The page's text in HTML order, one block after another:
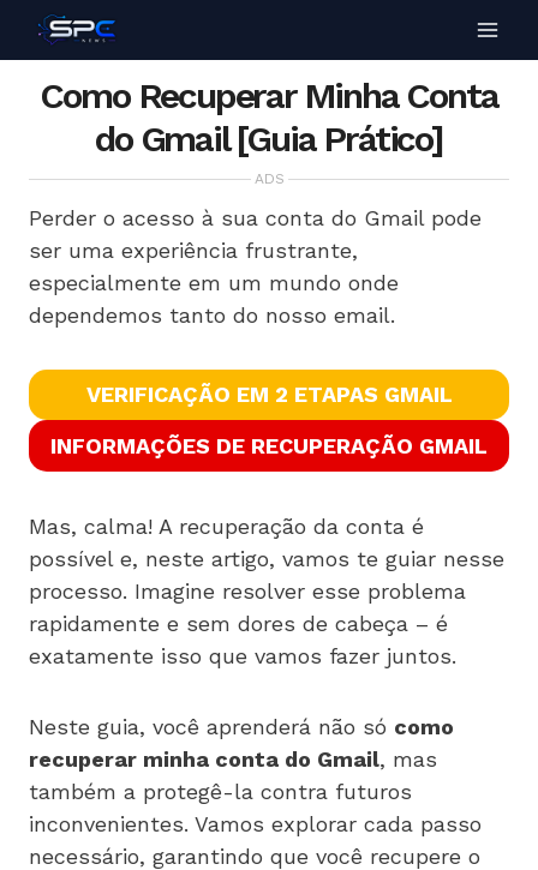
Como Recuperar Minha Conta
do Gmail [Guia Prático]
ADS
Perder o acesso à sua conta do Gmail pode
ser uma experiência frustrante,
especialmente em um mundo onde
dependemos tanto do nosso email.
VERIFICAÇÃO EM 2 ETAPAS GMAIL
INFORMAÇÕES DE RECUPERAÇÃO GMAIL
Mas, calma! A recuperação da conta é
possível e, neste artigo, vamos te guiar nesse
processo. Imagine resolver esse problema
rapidamente e sem dores de cabeça – é
exatamente isso que vamos fazer juntos.
Neste guia, você aprenderá não só como
recuperar minha conta do Gmail, mas
também a protegê-la contra futuros
inconvenientes. Vamos explorar cada passo
necessário, garantindo que você recupere o